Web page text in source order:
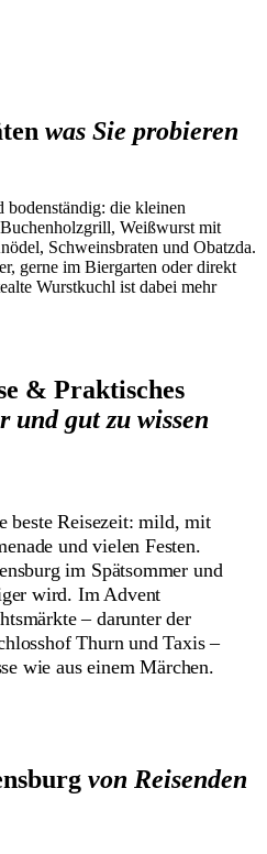
was Sie probieren
bodenständig: die kleinen
Weißwurst mit
Schweinsbraten und Obatzda.
gerne im Biergarten oder direkt
Wurstkuchl ist dabei mehr
& Praktisches
und gut zu wissen
beste Reisezeit: mild, mit
und vielen Festen.
im Spätsommer und
wird. Im Advent
– darunter der
Thurn und Taxis –
wie aus einem Märchen.
von Reisenden